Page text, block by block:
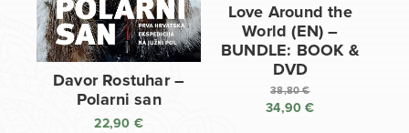
Davor Rostuhar –
Polarni san
22,90 €
Love Around the
World (EN) –
BUNDLE: BOOK &
DVD
38,80€
Izvorna
34,90€